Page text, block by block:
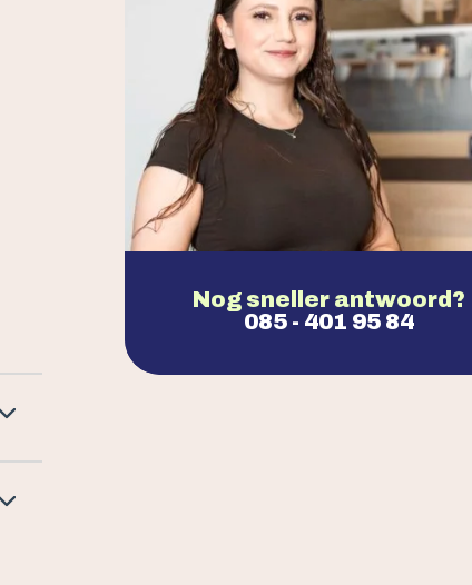
Nog sneller antwoord?
085 - 401 95 84